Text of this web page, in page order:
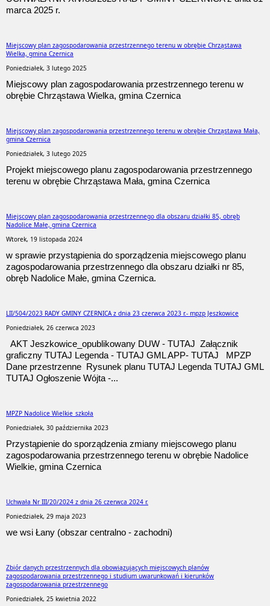
marca 2025 r.
Miejscowy plan zagospodarowania przestrzennego terenu w obrębie Chrząstawa
Wielka, gmina Czernica
Poniedziałek, 3 lutego 2025
Miejscowy plan zagospodarowania przestrzennego terenu w
obrębie Chrząstawa Wielka, gmina Czernica
Miejscowy plan zagospodarowania przestrzennego terenu w obrębie Chrząstawa Mała,
gmina Czernica
Poniedziałek, 3 lutego 2025
Projekt miejscowego planu zagospodarowania przestrzennego
terenu w obrębie Chrząstawa Mała, gmina Czernica
Miejscowy plan zagospodarowania przestrzennego dla obszaru działki 85, obręb
Nadolice Małe, gmina Czernica
Wtorek, 19 listopada 2024
w sprawie przystąpienia do sporządzenia miejscowego planu
zagospodarowania przestrzennego dla obszaru działki nr 85,
obręb Nadolice Małe, gmina Czernica.
LII/504/2023 RADY GMINY CZERNICA z dnia 23 czerwca 2023 r.- mpzp Jeszkowice
Poniedziałek, 26 czerwca 2023
AKT Jeszkowice_opublikowany DUW - TUTAJ Załącznik
graficzny TUTAJ Legenda - TUTAJ GML APP- TUTAJ MPZP
Dane przestrzenne Rysunek planu TUTAJ Legenda TUTAJ GML
TUTAJ Ogłoszenie Wójta -...
MPZP Nadolice Wielkie_szkoła
Poniedziałek, 30 października 2023
Przystąpienie do sporządzenia zmiany miejscowego planu
zagospodarowania przestrzennego terenu w obrębie Nadolice
Wielkie, gmina Czernica
Uchwała Nr III/20/2024 z dnia 26 czerwca 2024 r.
Poniedziałek, 29 maja 2023
we wsi Łany (obszar centralno - zachodni)
Zbiór danych przestrzennych dla obowiązujących miejscowych planów
zagospodarowania przestrzennego i studium uwarunkowań i kierunków
zagospodarowania przestrzennego
Poniedziałek, 25 kwietnia 2022